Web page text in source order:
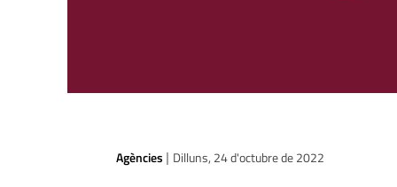
Agències | Dilluns, 24 d'octubre de 2022